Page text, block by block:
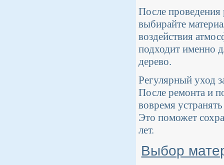
После проведения
выбирайте
воздействия
подходит именно
дерево.
Регулярный уход
После ремонта и
вовремя
Это поможет
лет.
Выбор